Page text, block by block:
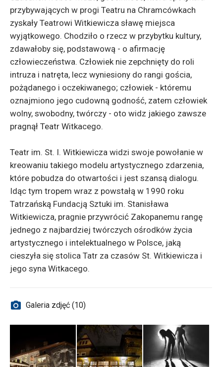
przybywających w progi Teatru na Chramcówkach
zyskały Teatrowi Witkiewicza sławę miejsca
wyjątkowego. Chodziło o rzecz w przybytku kultury,
zdawałoby się, podstawową - o afirmację
człowieczeństwa. Człowiek nie zepchnięty do roli
intruza i natręta, lecz wyniesiony do rangi gościa,
pożądanego i oczekiwanego; człowiek - któremu
oznajmiono jego cudowną godność, zatem człowiek
wolny, swobodny, twórczy - oto widz jakiego zawsze
pragnął Teatr Witkacego.
Teatr im. St. I. Witkiewicza widzi swoje powołanie w
kreowaniu takiego modelu artystycznego zdarzenia,
które pobudza do otwartości i jest szansą dialogu.
Idąc tym tropem wraz z powstałą w 1990 roku
Tatrzańską Fundacją Sztuki im. Stanisława
Witkiewicza, pragnie przywrócić Zakopanemu rangę
jednego z najbardziej twórczych ośrodków życia
artystycznego i intelektualnego w Polsce, jaką
cieszyła się stolica Tatr za czasów St. Witkiewicza i
jego syna Witkacego.
Galeria zdjęć (10)